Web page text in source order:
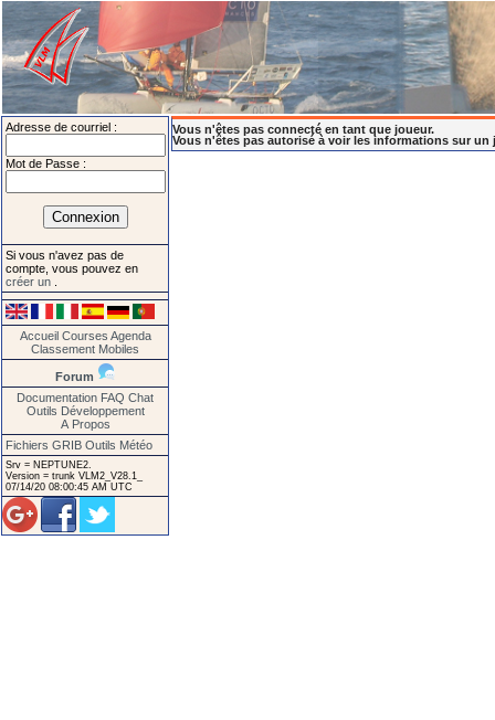
Adresse de courriel :
Mot de Passe :
Si vous n'avez pas de
compte, vous pouvez en
créer un
Accueil Courses Agenda
Classement Mobiles
Forum
Documentation FAQ Chat
Outils Développement
A Propos
Fichiers GRIB Outils Météo
Srv = NEPTUNE2.
Version = trunk VLM2_V28.1_
07/14/20 08:00:45 AM UTC
Vous n'êtes pas connecté en tant que joueur.
Vous n'êtes pas autorisé à voir les informations sur un